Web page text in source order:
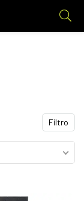
Filtro